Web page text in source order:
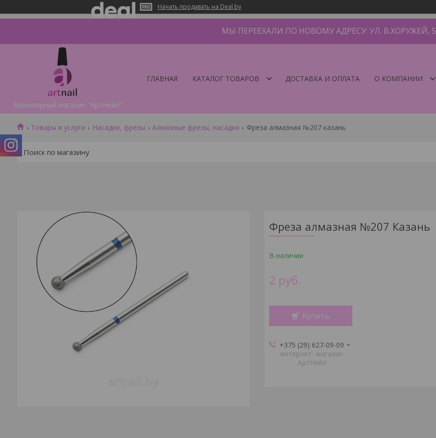
Начать продавать на Deal.by
МЫ ПЕРЕЕХАЛИ ПО НОВОМУ АДРЕСУ: УЛ. В.ХОРУЖЕЙ, 5
Маникюрный магазин "АртНейл"
ГЛАВНАЯ КАТАЛОГ ТОВАРОВ ДОСТАВКА И ОПЛАТА О КОМПАНИИ
Товары и услуги Насадки, фрезы Алмазные фрезы, насадки Фреза алмазная №207 казань
Фреза алмазная №207 Казань
В наличии
2 руб.
Купить
+375 (29) 627-09-09
интернет- магазин
АртНейл